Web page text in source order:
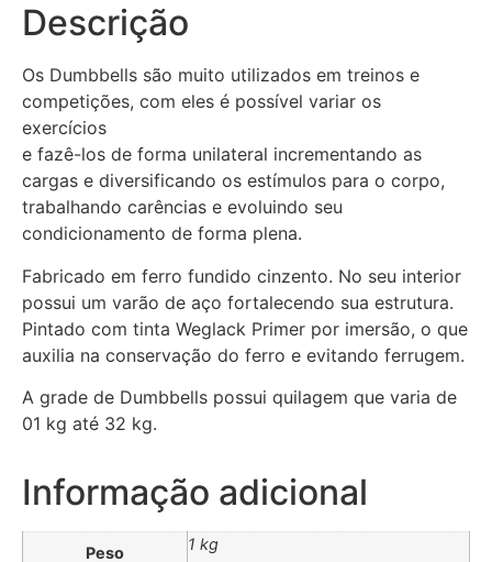
Descrição
Os Dumbbells são muito utilizados em treinos e
competições, com eles é possível variar os
exercícios
e fazê-los de forma unilateral incrementando as
cargas e diversificando os estímulos para o corpo,
trabalhando carências e evoluindo seu
condicionamento de forma plena.
Fabricado em ferro fundido cinzento. No seu interior
possui um varão de aço fortalecendo sua estrutura.
Pintado com tinta Weglack Primer por imersão, o que
auxilia na conservação do ferro e evitando ferrugem.
A grade de Dumbbells possui quilagem que varia de
01 kg até 32 kg.
Informação adicional
Peso 1 kg